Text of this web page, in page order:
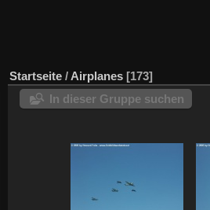
Startseite / Airplanes 173
In dieser Gruppe suchen